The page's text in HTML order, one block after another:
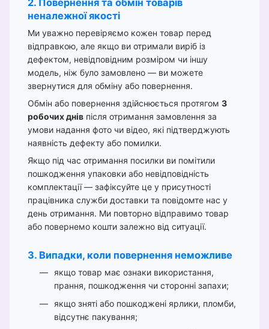
неналежної якості
Ми уважно перевіряємо кожен товар перед
відправкою, але якщо ви отримали виріб із
дефектом, невідповідним розміром чи іншу
модель, ніж було замовлено — ви можете
звернутися для обміну або повернення.
Обмін або повернення здійснюється протягом 3
робочих днів після отримання замовлення за
умови надання фото чи відео, які підтверджують
наявність дефекту або помилки.
Якщо під час отримання посилки ви помітили
пошкодження упаковки або невідповідність
комплектації — зафіксуйте це у присутності
працівника служби доставки та повідомте нас у
день отримання. Ми повторно відправимо товар
або повернемо кошти залежно від ситуації.
3. Випадки, коли повернення неможливе
якщо товар має ознаки використання,
прання, пошкодження чи сторонні запахи;
якщо зняті або пошкоджені ярлики, пломби,
відсутнє пакування;